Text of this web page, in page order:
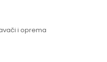
i oprema